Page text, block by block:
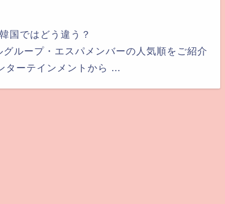
国ではどう違う？
ループ・エスパメンバーの人気順をご紹介
ターテインメントから …